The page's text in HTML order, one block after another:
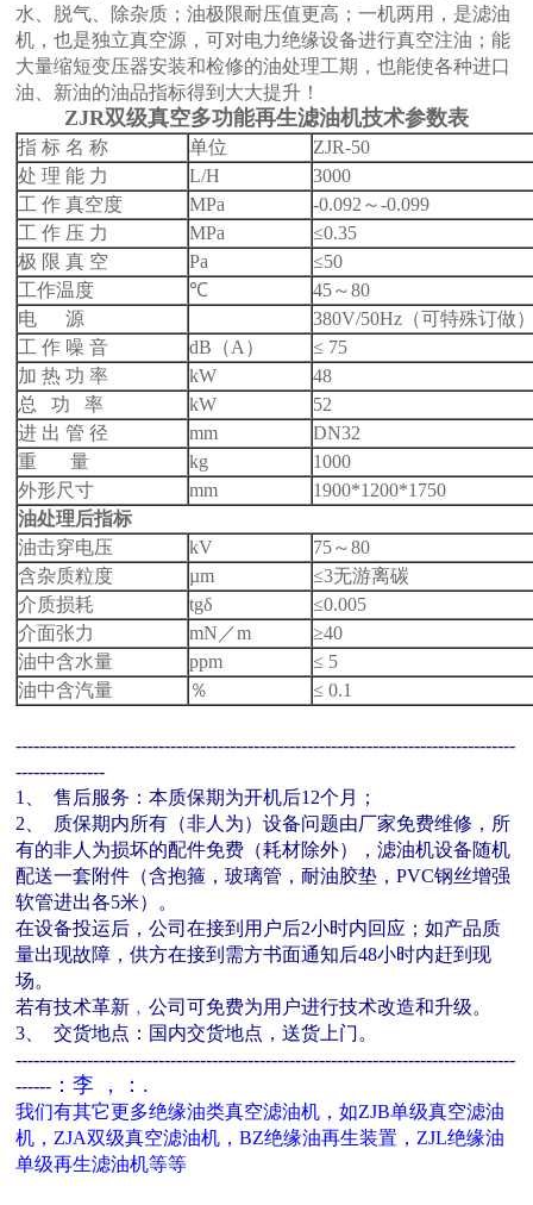
水、脱气、除杂质；油极限耐压值更高；一机两用，是滤油
机，也是独立真空源，可对电力绝缘设备进行真空注油；能
大量缩短变压器安装和检修的油处理工期，也能使各种进口
油、新油的油品指标得到大大提升！
ZJR双级真空多功能再生滤油机技术参数表
指 标 名 称 单位
ZJR-50
处 理 能 力
L/H
3000
工 作 真空度
MPa
-0.092～-0.099
工 作 压 力
MPa
≤0.35
极 限 真 空
Pa
≤50
工作温度
℃
45～80
电 源
380V/50Hz（可特殊订做
工 作 噪 音
dB（A）
≤ 75
加 热 功 率
kW
48
总 功 率
kW
52
进 出 管 径
mm
DN32
重 量
kg
1000
外形尺寸
mm
1900*1200*1750
油处理后指标
油击穿电压
kV
75～80
含杂质粒度
µm
≤3无游离碳
介质损耗
tgδ
≤0.005
介面张力
mN／m
≥40
油中含水量
ppm
≤ 5
油中含汽量
％ ≤ 0.1
------------------------------------------------------------------------------------
---------------
1、 售后服务：本质保期为开机后12个月；
2、 质保期内所有（非人为）设备问题由厂家免费维修，所
有的非人为损坏的配件免费（耗材除外），滤油机设备随机
配送一套附件（含抱箍，玻璃管，耐油胶垫，PVC钢丝增强
软管进出各5米）。
在设备投运后，公司在接到用户后2小时内回应；如产品质
量出现故障，供方在接到需方书面通知后48小时内赶到现
场。
若有技术革新﹐公司可免费为用户进行技术改造和升级。
3、 交货地点：国内交货地点，送货上门。
------------------------------------------------------------------------------------
------ ：李 ，：.
我们有其它更多绝缘油类真空滤油机，如ZJB单级真空滤油
机 ，ZJA双级真空滤油机 ，BZ绝缘油再生装置 ，ZJL绝缘油
单级再生滤油机等等